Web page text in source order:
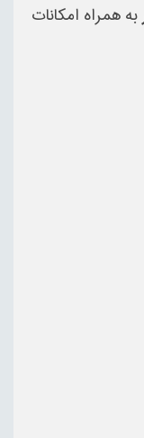
به همراه امکانات